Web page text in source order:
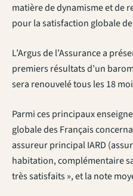
matière de dynamisme et de
pour la satisfaction globale
L’Argus de l’Assurance a
premiers résultats d’un
sera renouvelé tous les 18
Parmi ces principaux
globale des Français
assureur principal IARD
habitation, complémentaire
très satisfaits », et la note